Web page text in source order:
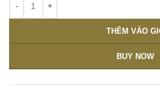
THÊM VÀO
BUY NOW